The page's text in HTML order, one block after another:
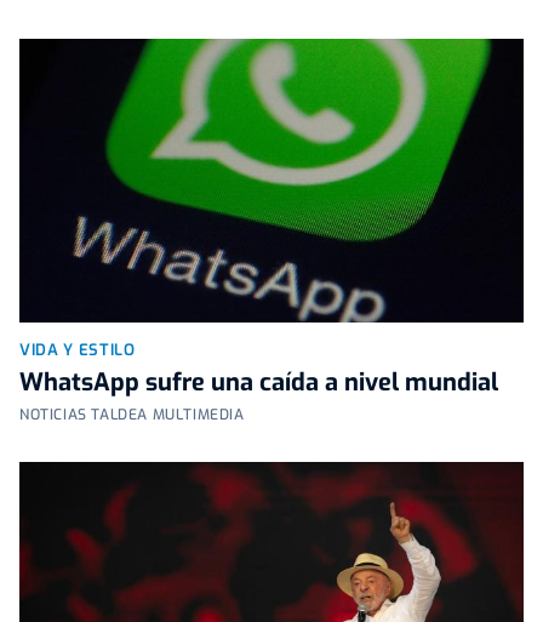
VIDA Y ESTILO
WhatsApp sufre una caída a nivel mundial
NOTICIAS TALDEA MULTIMEDIA